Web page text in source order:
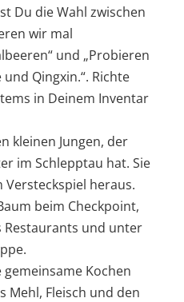
Du die Wahl zwischen
wir mal
und „Probieren
Qingxin.“. Richte
in Deinem Inventar
kleinen Jungen, der
im Schlepptau hat. Sie
heraus.
beim Checkpoint,
und unter
Kochen
Mehl, Fleisch und den